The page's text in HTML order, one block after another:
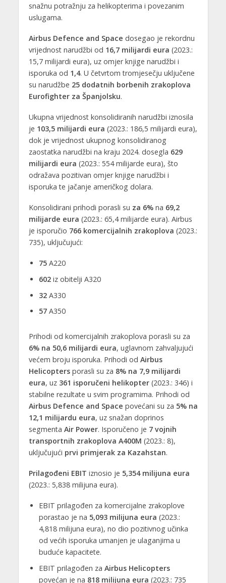
snažnu potražnju za helikopterima i povezanim
uslugama.
Airbus Defence and Space dosegao je rekordnu
vrijednost narudžbi od 16,7 milijardi eura (2023.:
15,7 milijardi eura), uz omjer knjige narudžbi i
isporuka od 1,4. U četvrtom tromjesečju uključene
su narudžbe 25 dodatnih borbenih zrakoplova
Eurofighter za Španjolsku.
Ukupna vrijednost konsolidiranih narudžbi iznosila
je 103,5 milijardi eura (2023.: 186,5 milijardi eura),
dok je vrijednost ukupnog konsolidiranog
zaostatka narudžbi na kraju 2024. dosegla 629
milijardi eura (2023.: 554 milijarde eura), što
odražava pozitivan omjer knjige narudžbi i
isporuka te jačanje američkog dolara.
Konsolidirani prihodi porasli su za 6%na 69,2
milijarde eura (2023.: 65,4 milijarde eura). Airbus
je isporučio 766 komercijalnih zrakoplova (2023.:
735), uključujući:
75A220
602iz obitelji A320
32A330
57A350
Prihodi od komercijalnih zrakoplova porasli su za
6% na 50,6 milijardi eura, uglavnom zahvaljujući
većem broju isporuka. Prihodi od Airbus
Helicoptersporasli su za 8% na 7,9 milijardi
eura, uz 361 isporučeni helikopter(2023.: 346) i
stabilne rezultate u svim programima. Prihodi od
Airbus Defence and Space povećani su za 5% na
12,1 milijardu eura, uz snažan doprinos
segmenta Air Power. Isporučeno je 7 vojnih
transportnih zrakoplova A400M (2023.: 8),
uključujući prvi primjerak za Kazahstan.
Prilagođeni EBIT iznosio je 5,354 milijuna eura
(2023.: 5,838 milijuna eura).
EBIT prilagođen za komercijalne zrakoplove
porastao je na 5,093 milijuna eura (2023.:
4,818 milijuna eura), no dio pozitivnog učinka
od većih isporuka umanjen je ulaganjima u
buduće kapacitete.
EBIT prilagođen za Airbus Helicopters
povećan je na 818 milijuna eura (2023.: 735